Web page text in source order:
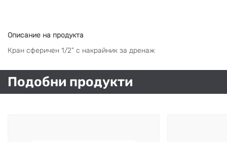
Описание на продукта
Кран сфeричен 1/2” с накрайник за дренаж
Подобни продукти